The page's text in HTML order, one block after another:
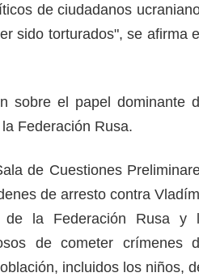
de ciudadanos
sido torturados", se afirma
sobre el papel dominante
Federación Rusa.
de Cuestiones
de arresto contra
de la Federación Rusa y
de cometer crímenes
incluidos los niños,